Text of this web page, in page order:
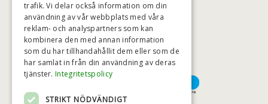
HÖGSTA KREDITVÄRDIGHET
BETALNINGSALTERNATIV
trafik. Vi delar också information om din
användning av vår webbplats med våra
reklam- och analyspartners som kan
kombinera den med annan information
som du har tillhandahållit dem eller som de
har samlat in från din användning av deras
tjänster. Integritetspolicy
STRIKT NÖDVÄNDIGT